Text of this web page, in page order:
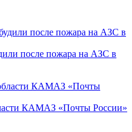
после пожара на АЗС в
КАМАЗ «Почты России»